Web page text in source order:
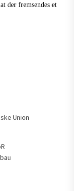
der fremsendes et
Union